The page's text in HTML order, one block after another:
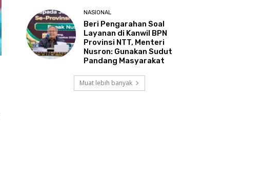
NASIONAL
Beri Pengarahan Soal
Layanan di Kanwil BPN
Provinsi NTT, Menteri
Nusron: Gunakan Sudut
Pandang Masyarakat
Muat lebih banyak